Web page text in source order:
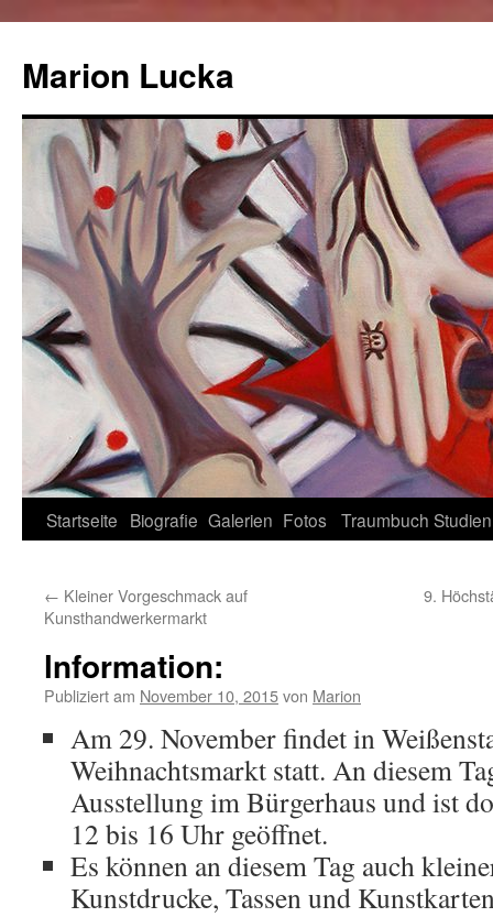
Marion Lucka
Zum
springen
Startseite Biografie Galerien Fotos Traumbuch Studien
← Kleiner Vorgeschmack auf
Kunsthandwerkermarkt
9.
lnformation:
Publiziert am November 10, 2015von Marion
Am 29. November findet in
Weihnachtsmarkt statt. An diesem
Ausstellung im Bürgerhaus und ist
12 bis 16 Uhr geöffnet.
Es können an diesem Tag auch
Kunstdrucke, Tassen und